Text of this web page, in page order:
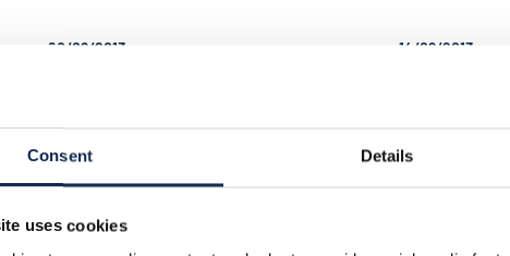
Consent Details
uses cookies
20/09/2013
La centralissima piazza Sordello
di Mantova ha visto questa
mattina sfilare le 250 auto
storiche che animeranno la 27^
Nuvolari. Le vetture, dagli anni
1919 al 1969, hanno percorso
14/09/2013
Il Museo
ospitato
della 27°